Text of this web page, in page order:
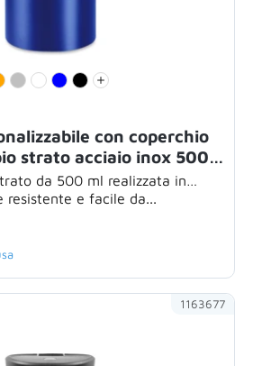
con coperchio
strato acciaio inox 500
da 500 ml realizzata in
resistente e facile da...
1163677